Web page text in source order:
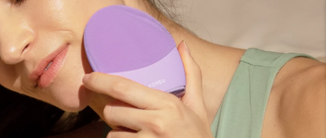
我的地址
我的订阅